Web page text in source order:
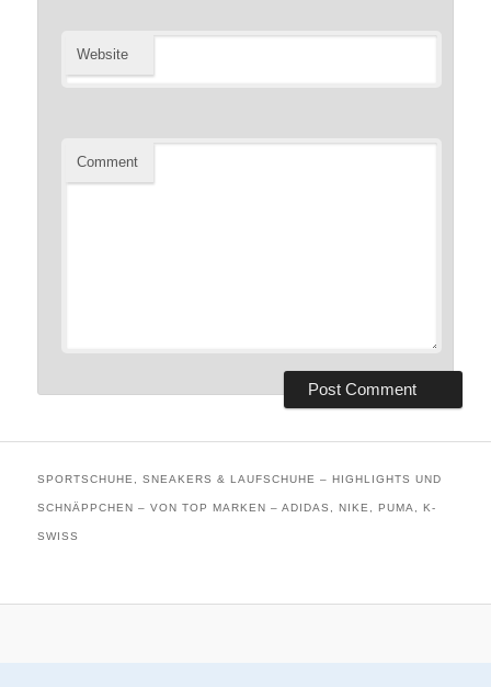
Website
Comment
SPORTSCHUHE, SNEAKERS & LAUFSCHUHE – HIGHLIGHTS UND
SCHNÄPPCHEN – VON TOP MARKEN – ADIDAS, NIKE, PUMA, K-
SWISS